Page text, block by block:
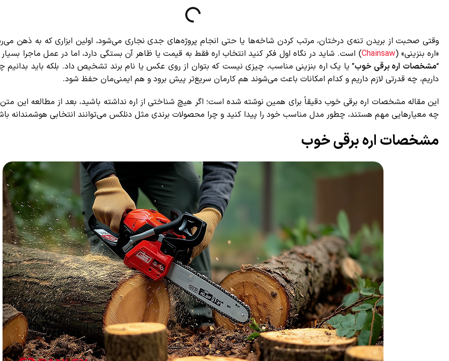
وقتی صحبت از بریدن تنه‌ی درختان، مرتب کردن شاخه‌ها یا حتی انجام پروژه‌های جدی نجاری می‌شود، اولین ابزاری که به ذهن می‌رسد
«اره بنزینی» ( Chainsaw) است. شاید در نگاه اول فکر کنید انتخاب اره فقط به قیمت یا ظاهر آن بستگی دارد، اما در عمل ماجرا بسیار
مشخصات اره برقی خوب” یا یک اره بنزینی مناسب، چیزی نیست که بتوان از روی عکس یا نام برند تشخیص داد. بلکه باید بدانیم چه
داریم، چه قدرتی لازم داریم و کدام امکانات باعث می‌شوند هم کارمان سریع‌تر پیش برود و هم ایمنی‌مان حفظ شود.
این مقاله مشخصات اره برقی خوب دقیقاً برای همین نوشته شده است؛ اگر هیچ شناختی از اره نداشته باشید، بعد از مطالعه این
چه معیارهایی مهم هستند، چطور مدل مناسب خود را پیدا کنید و چرا محصولات برندی مثل دنلکس می‌توانند انتخابی هوشمندانه
مشخصات اره برقی خوب